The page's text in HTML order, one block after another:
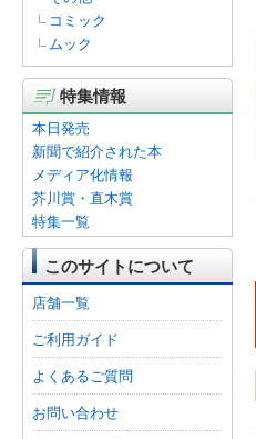
コミック
ムック
特集情報
本日発売
新聞で紹介された本
メディア化情報
芥川賞・直木賞
特集一覧
このサイトについて
店舗一覧
ご利用ガイド
よくあるご質問
お問い合わせ